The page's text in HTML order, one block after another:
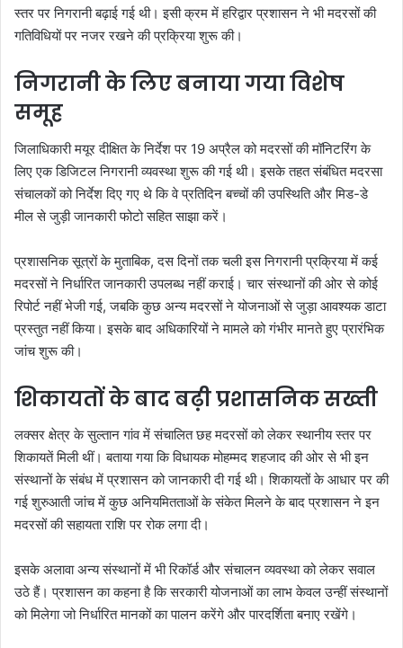
स्तर पर निगरानी बढ़ाई गई थी। इसी क्रम में हरिद्वार प्रशासन ने भी मदरसों की
गतिविधियों पर नजर रखने की प्रक्रिया शुरू की।
निगरानी के लिए बनाया गया विशेष
समूह
जिलाधिकारी मयूर दीक्षित के निर्देश पर 19 अप्रैल को मदरसों की मॉनिटरिंग के
लिए एक डिजिटल निगरानी व्यवस्था शुरू की गई थी। इसके तहत संबंधित मदरसा
संचालकों को निर्देश दिए गए थे कि वे प्रतिदिन बच्चों की उपस्थिति और मिड-डे
मील से जुड़ी जानकारी फोटो सहित साझा करें।
प्रशासनिक सूत्रों के मुताबिक, दस दिनों तक चली इस निगरानी प्रक्रिया में कई
मदरसों ने निर्धारित जानकारी उपलब्ध नहीं कराई। चार संस्थानों की ओर से कोई
रिपोर्ट नहीं भेजी गई, जबकि कुछ अन्य मदरसों ने योजनाओं से जुड़ा आवश्यक डाटा
प्रस्तुत नहीं किया। इसके बाद अधिकारियों ने मामले को गंभीर मानते हुए प्रारंभिक
जांच शुरू की।
शिकायतों के बाद बढ़ी प्रशासनिक सख्ती
लक्सर क्षेत्र के सुल्तान गांव में संचालित छह मदरसों को लेकर स्थानीय स्तर पर
शिकायतें मिली थीं। बताया गया कि विधायक मोहम्मद शहजाद की ओर से भी इन
संस्थानों के संबंध में प्रशासन को जानकारी दी गई थी। शिकायतों के आधार पर की
गई शुरुआती जांच में कुछ अनियमितताओं के संकेत मिलने के बाद प्रशासन ने इन
मदरसों की सहायता राशि पर रोक लगा दी।
इसके अलावा अन्य संस्थानों में भी रिकॉर्ड और संचालन व्यवस्था को लेकर सवाल
उठे हैं। प्रशासन का कहना है कि सरकारी योजनाओं का लाभ केवल उन्हीं संस्थानों
को मिलेगा जो निर्धारित मानकों का पालन करेंगे और पारदर्शिता बनाए रखेंगे।